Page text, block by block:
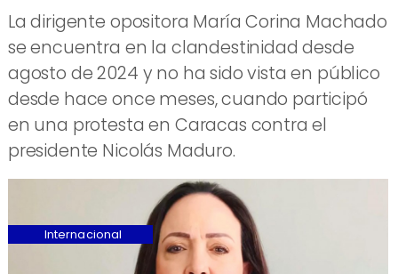
La dirigente opositora María Corina Machado
se encuentra en la clandestinidad desde
agosto de 2024 y no ha sido vista en público
desde hace once meses, cuando participó
en una protesta en Caracas contra el
presidente Nicolás Maduro.
Internacional